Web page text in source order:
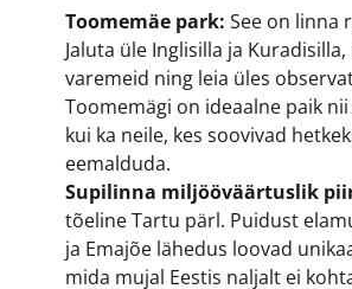
Toomemäe park: See on linna
Jaluta üle Inglisilla ja
varemeid ning leia üles
Toomemägi on ideaalne paik
kui ka neile, kes soovivad
eemalduda.
Supilinna miljööväärtuslik
tõeline Tartu pärl. Puidust
ja Emajõe lähedus loovad
mida mujal Eestis naljalt ei